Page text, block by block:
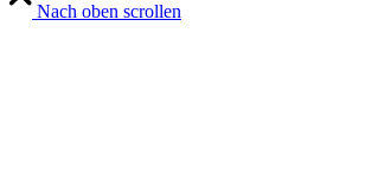
Nach oben scrollen